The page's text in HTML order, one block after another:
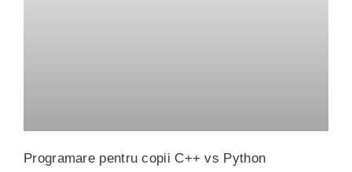
Programare pentru copii C++ vs Python